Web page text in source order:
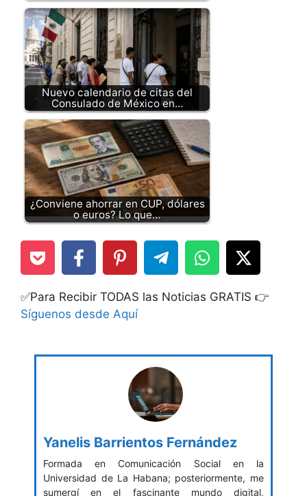
Nuevo calendario de citas del
Consulado de México en…
¿Conviene ahorrar en CUP, dólares
o euros? Lo que…
✅Para Recibir TODAS las Noticias GRATIS 👉
Síguenos desde Aquí
Yanelis Barrientos Fernández
Formada en Comunicación Social en la
Universidad de La Habana; posteriormente, me
sumergí en el fascinante mundo digital,